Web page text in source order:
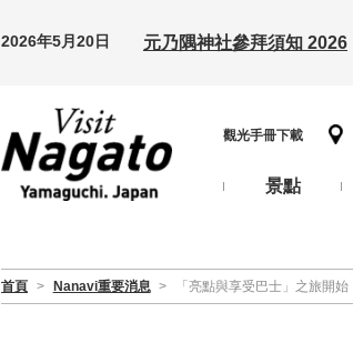
2026年5月20日 元乃隅神社參拜須知 2026
觀光手冊下載
景點
首頁 > Nanavi重要消息 > 「亮點與享受巴士」之旅開始